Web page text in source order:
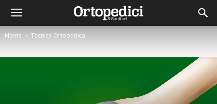
Home Tecnica Ortopedica